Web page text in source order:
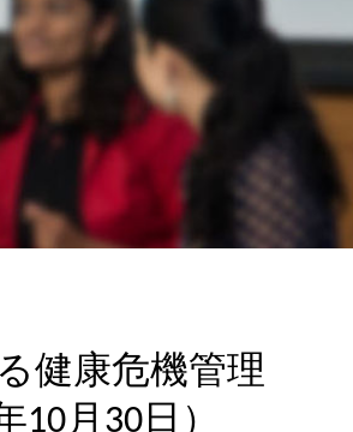
健康危機管理
月30日）